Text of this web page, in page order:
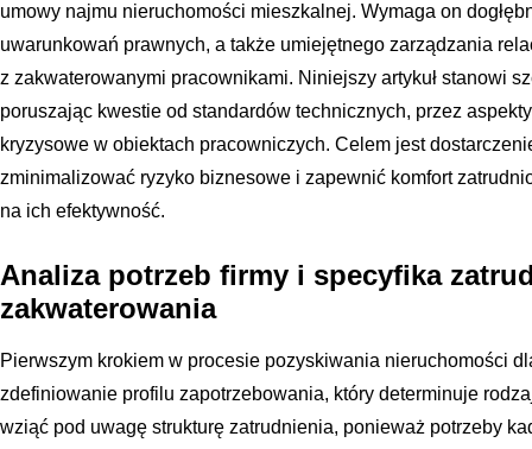
umowy najmu nieruchomości mieszkalnej. Wymaga on
uwarunkowań prawnych, a także umiejętnego zarządzania
z zakwaterowanymi pracownikami. Niniejszy artykuł stanowi
poruszając kwestie od standardów technicznych, przez
kryzysowe w obiektach pracowniczych. Celem jest
zminimalizować ryzyko biznesowe i zapewnić komfort
na ich efektywność.
Analiza potrzeb firmy i specyfika
zakwaterowania
Pierwszym krokiem w procesie pozyskiwania nieruchomości
zdefiniowanie profilu zapotrzebowania, który determinuje
wziąć pod uwagę strukturę zatrudnienia, ponieważ potrzeby